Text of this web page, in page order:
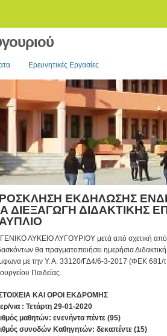
Ερευνητικές Εργασίες
ΕΚΔΗΛΩΣΗΣ
ΔΙΕΞΑΓΩΓΗ ΔΙΔΑΚΤΙΚΗΣ
ΛΥΚΕΙΟ ΛΥΓΟΥΡΙΟΥ μετά από σχετική
θα πραγματοποιήσει ημερήσια
με την Υ. Α. 33120/ΓΔ4/6-3-2017 (ΦΕΚ 681/
Παιδείας.
ΚΑΙ ΟΡΟΙ ΕΚΔΡΟΜΗΣ
νια : Τετάρτη 29-01-2020
μαθητών: ενενήντα πέντε (95)
συνοδών Καθηγητών: δεκαπέντε (15)